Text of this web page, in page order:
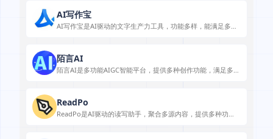
AI写作宝
AI写作宝是AI驱动的文字生产力工具，功能多样，能满足多种
陌言AI
陌言AI是多功能AIGC智能平台，提供多种创作功能，满足多场
ReadPo
ReadPo是AI驱动的读写助手，聚合多源内容，提供多种功